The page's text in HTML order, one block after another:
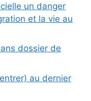
un danger
et la vie au
dossier de
au dernier